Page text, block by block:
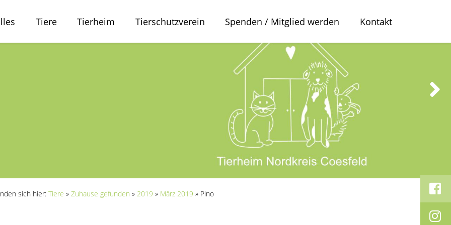
Tiere Tierheim Tierschutzverein Spenden / Mitglied werden Kontakt
sich hier: Tiere » Zuhause gefunden » 2019 » März 2019 » Pino